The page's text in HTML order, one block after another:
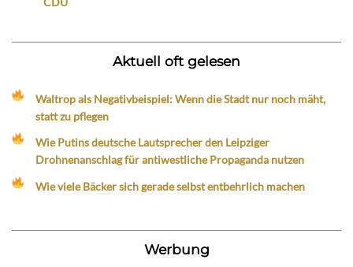
Aktuell oft gelesen
Waltrop als Negativbeispiel: Wenn die Stadt nur noch mäht,
statt zu pflegen
Wie Putins deutsche Lautsprecher den Leipziger
Drohnenanschlag für antiwestliche Propaganda nutzen
Wie viele Bäcker sich gerade selbst entbehrlich machen
Werbung